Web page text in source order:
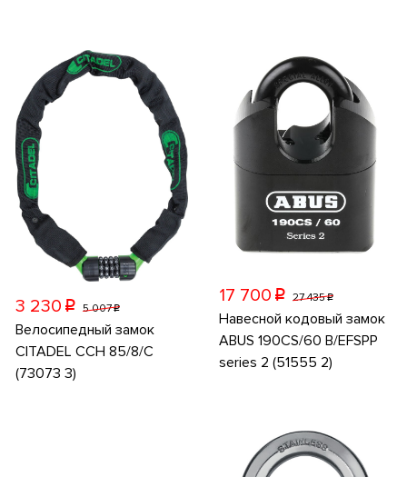
3 230 p 5 007p
Велосипедный замок
CITADEL CCH 85/8/C
(73073 3)
17 700 p 27 435p
Навесной кодовый замок
ABUS 190CS/60 B/EFSPP
series 2 (51555 2)